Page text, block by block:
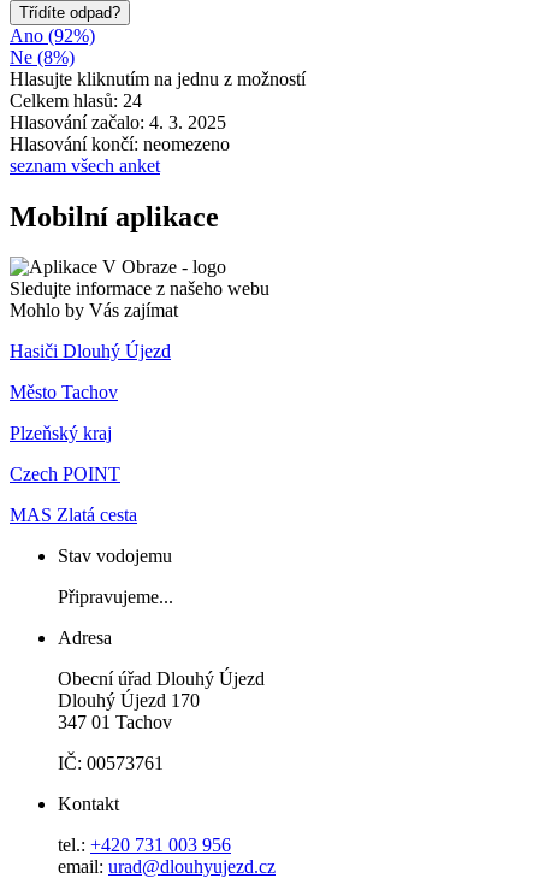
Třídíte odpad?
Ano (92%)
Ne (8%)
Hlasujte kliknutím na jednu z možností
Celkem hlasů: 24
Hlasování začalo: 4. 3. 2025
Hlasování končí: neomezeno
seznam všech anket
Mobilní aplikace
Sledujte informace z našeho webu
Mohlo by Vás zajímat
Hasiči Dlouhý Újezd
Město Tachov
Plzeňský kraj
Czech POINT
MAS Zlatá cesta
Stav vodojemu
Připravujeme...
Adresa
Obecní úřad Dlouhý Újezd
Dlouhý Újezd 170
347 01 Tachov
IČ: 00573761
Kontakt
tel.: +420 731 003 956
email: urad@dlouhyujezd.cz